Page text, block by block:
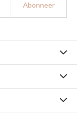
Abonneer